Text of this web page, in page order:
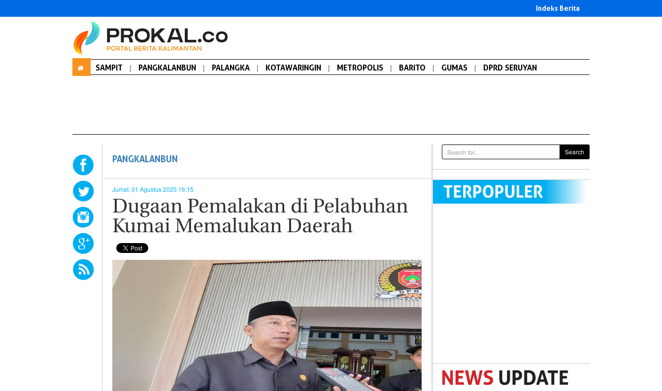
Indeks Berita
SAMPIT | PANGKALANBUN | PALANGKA | KOTAWARINGIN | METROPOLIS | BARITO | GUMAS | DPRD SERUYAN
PANGKALANBUN
Jumat, 01 Agustus 2025 16:15
Dugaan Pemalakan di Pelabuhan
Kumai Memalukan Daerah
Search